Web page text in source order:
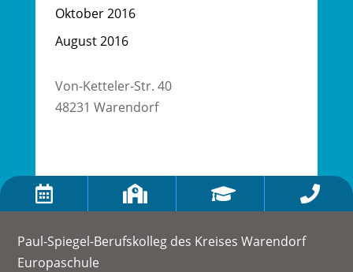
Oktober 2016
August 2016
Von-Ketteler-Str. 40
48231 Warendorf
   
Paul-Spiegel-Berufskolleg des Kreises Warendorf
Europaschule